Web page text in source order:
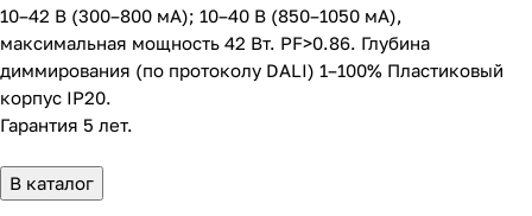
10–42 В (300–800 мА); 10–40 В (850–1050 мА),
максимальная мощность 42 Вт. PF>0.86. Глубина
диммирования (по протоколу DALI) 1–100% Пластиковый
корпус IP20.
Гарантия 5 лет.
В каталог